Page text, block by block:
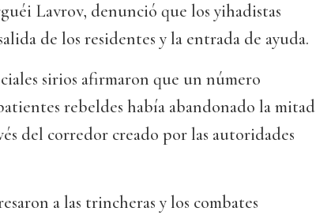
Lavrov, denunció que los yihadistas
de los residentes y la entrada de ayuda.
sirios afirmaron que un número
rebeldes había abandonado la mitad
del corredor creado por las autoridades
a las trincheras y los combates